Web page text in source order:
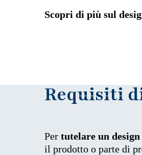
Scopri di più sul
Requisiti
Per tutelare un
il prodotto o parte di